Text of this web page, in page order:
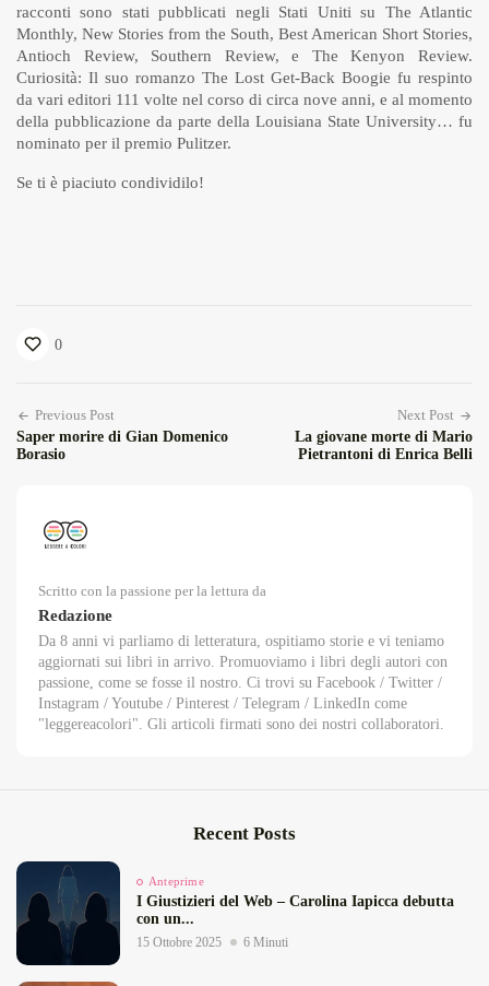
racconti sono stati pubblicati negli Stati Uniti su The Atlantic
Monthly, New Stories from the South, Best American Short Stories,
Antioch Review, Southern Review, e The Kenyon Review.
Curiosità: Il suo romanzo The Lost Get-Back Boogie fu respinto
da vari editori 111 volte nel corso di circa nove anni, e al momento
della pubblicazione da parte della Louisiana State University… fu
nominato per il premio Pulitzer.
Se ti è piaciuto condividilo!
0
Previous Post
Saper morire di Gian Domenico
Borasio
Next Post
La giovane morte di Mario
Pietrantoni di Enrica Belli
Scritto con la passione per la lettura da
Redazione
Da 8 anni vi parliamo di letteratura, ospitiamo storie e vi teniamo
aggiornati sui libri in arrivo. Promuoviamo i libri degli autori con
passione, come se fosse il nostro. Ci trovi su Facebook / Twitter /
Instagram / Youtube / Pinterest / Telegram / LinkedIn come
"leggereacolori". Gli articoli firmati sono dei nostri collaboratori.
Recent Posts
Anteprime
I Giustizieri del Web – Carolina Iapicca debutta
con un...
15 Ottobre 2025 6 Minuti